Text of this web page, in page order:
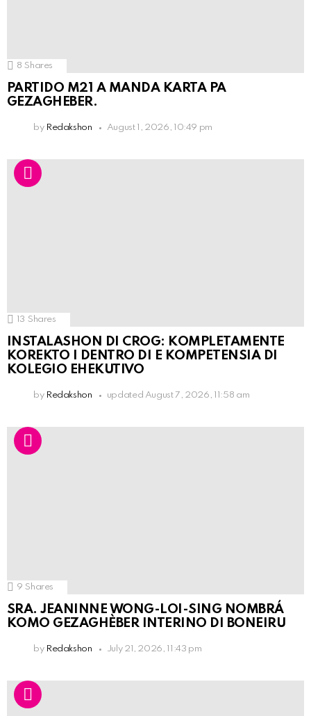
8 Shares
PARTIDO M21 A MANDA KARTA PA
GEZAGHEBER.
by Redakshon August 1, 2026, 10:49 pm
13 Shares
INSTALASHON DI CROG: KOMPLETAMENTE
KOREKTO I DENTRO DI E KOMPETENSIA DI
KOLEGIO EHEKUTIVO
by Redakshon updated August 7, 2026, 11:58 am
9 Shares
SRA. JEANINNE WONG-LOI-SING NOMBRÁ
KOMO GEZAGHÈBER INTERINO DI BONEIRU
by Redakshon July 21, 2026, 11:43 pm